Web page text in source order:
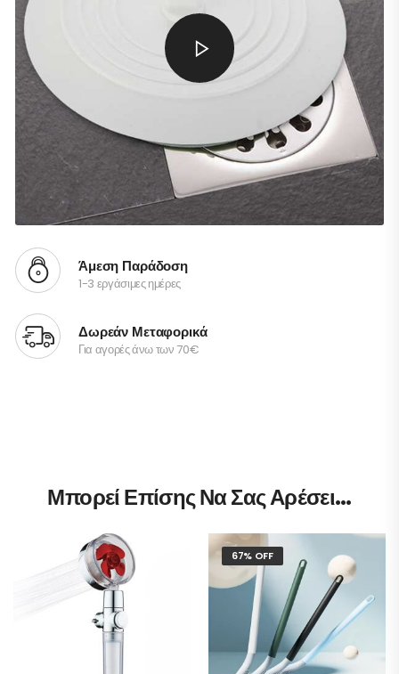
Άμεση Παράδοση
1-3 εργάσιμες ημέρες
Δωρεάν Μεταφορικά
Για αγορές άνω των 70€
Μπορεί Επίσης Να Σας Αρέσει…
67% OFF